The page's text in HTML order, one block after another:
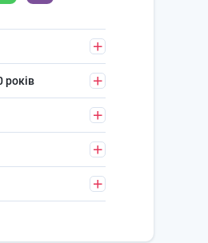
років